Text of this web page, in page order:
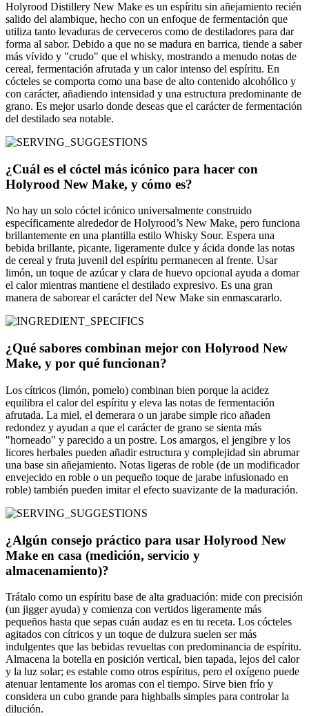
Holyrood Distillery New Make es un espíritu sin añejamiento recién
salido del alambique, hecho con un enfoque de fermentación que
utiliza tanto levaduras de cerveceros como de destiladores para dar
forma al sabor. Debido a que no se madura en barrica, tiende a saber
más vívido y "crudo" que el whisky, mostrando a menudo notas de
cereal, fermentación afrutada y un calor intenso del espíritu. En
cócteles se comporta como una base de alto contenido alcohólico y
con carácter, añadiendo intensidad y una estructura predominante de
grano. Es mejor usarlo donde deseas que el carácter de fermentación
del destilado sea notable.
¿Cuál es el cóctel más icónico para hacer con
Holyrood New Make, y cómo es?
No hay un solo cóctel icónico universalmente construido
específicamente alrededor de Holyrood’s New Make, pero funciona
brillantemente en una plantilla estilo Whisky Sour. Espera una
bebida brillante, picante, ligeramente dulce y ácida donde las notas
de cereal y fruta juvenil del espíritu permanecen al frente. Usar
limón, un toque de azúcar y clara de huevo opcional ayuda a domar
el calor mientras mantiene el destilado expresivo. Es una gran
manera de saborear el carácter del New Make sin enmascararlo.
¿Qué sabores combinan mejor con Holyrood New
Make, y por qué funcionan?
Los cítricos (limón, pomelo) combinan bien porque la acidez
equilibra el calor del espíritu y eleva las notas de fermentación
afrutada. La miel, el demerara o un jarabe simple rico añaden
redondez y ayudan a que el carácter de grano se sienta más
"horneado" y parecido a un postre. Los amargos, el jengibre y los
licores herbales pueden añadir estructura y complejidad sin abrumar
una base sin añejamiento. Notas ligeras de roble (de un modificador
envejecido en roble o un pequeño toque de jarabe infusionado en
roble) también pueden imitar el efecto suavizante de la maduración.
¿Algún consejo práctico para usar Holyrood New
Make en casa (medición, servicio y
almacenamiento)?
Trátalo como un espíritu base de alta graduación: mide con precisión
(un jigger ayuda) y comienza con vertidos ligeramente más
pequeños hasta que sepas cuán audaz es en tu receta. Los cócteles
agitados con cítricos y un toque de dulzura suelen ser más
indulgentes que las bebidas revueltas con predominancia de espíritu.
Almacena la botella en posición vertical, bien tapada, lejos del calor
y la luz solar; es estable como otros espíritus, pero el oxígeno puede
atenuar lentamente los aromas con el tiempo. Sirve bien frío y
considera un cubo grande para highballs simples para controlar la
dilución.